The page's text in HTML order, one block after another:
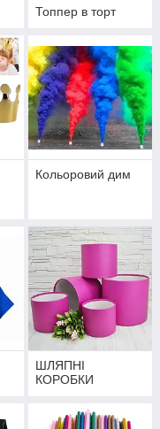
Топпер в торт
Кольоровий дим
ШЛЯПНІ
КОРОБКИ